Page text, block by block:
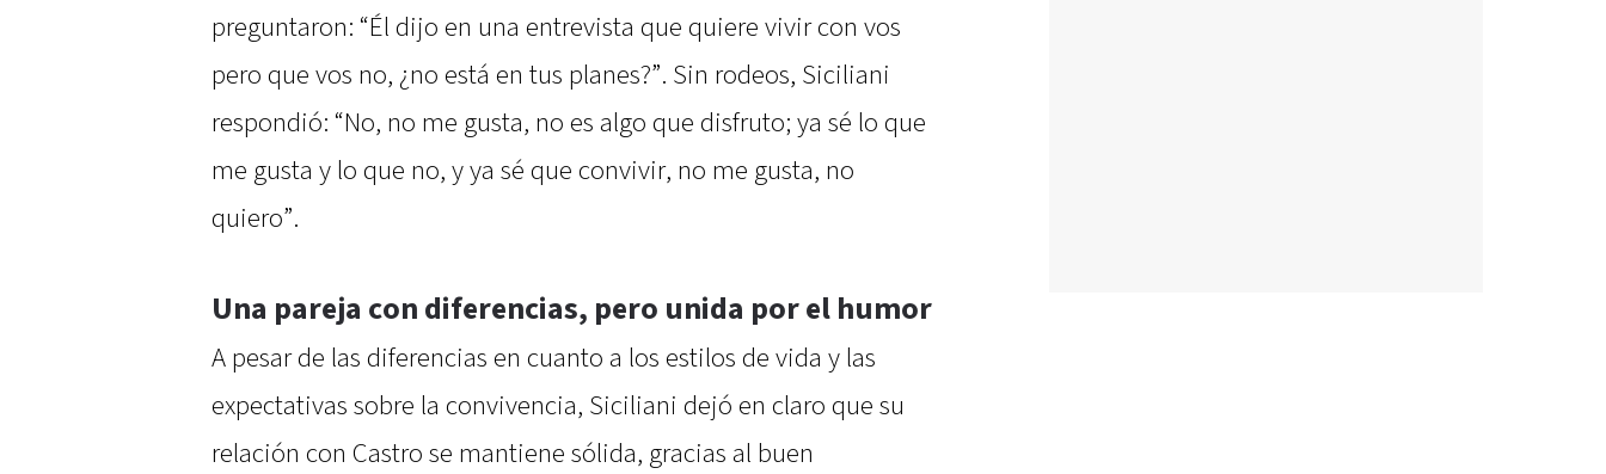
preguntaron: “Él dijo en una entrevista que quiere vivir con vos
pero que vos no, ¿no está en tus planes?”. Sin rodeos, Siciliani
respondió: “No, no me gusta, no es algo que disfruto; ya sé lo que
me gusta y lo que no, y ya sé que convivir, no me gusta, no
quiero”.
Una pareja con diferencias, pero unida por el humor
A pesar de las diferencias en cuanto a los estilos de vida y las
expectativas sobre la convivencia, Siciliani dejó en claro que su
relación con Castro se mantiene sólida, gracias al buen